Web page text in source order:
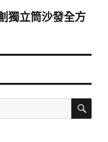
獨立筒沙發全方
搜